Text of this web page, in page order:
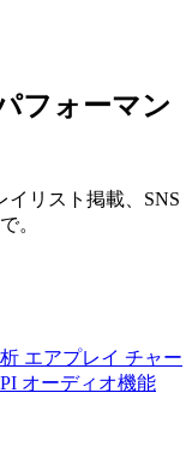
フォーマン
イリスト掲載、SNS
。
エアプレイ チャー
オーディオ機能